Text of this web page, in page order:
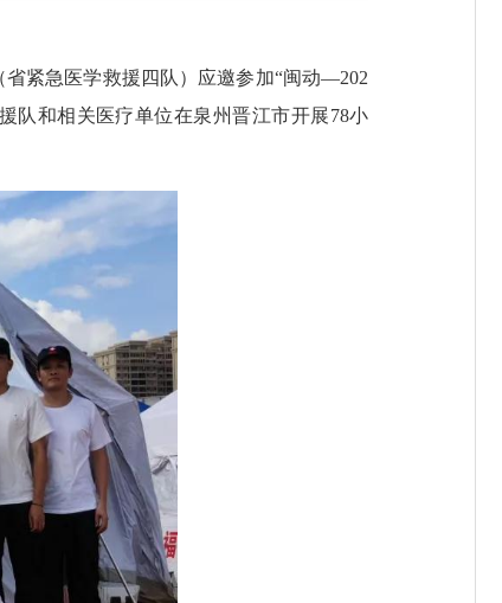
省紧急医学救援四队 ）应邀参加“闽动—202
队和相关医疗单位在泉州晋江市开展78小